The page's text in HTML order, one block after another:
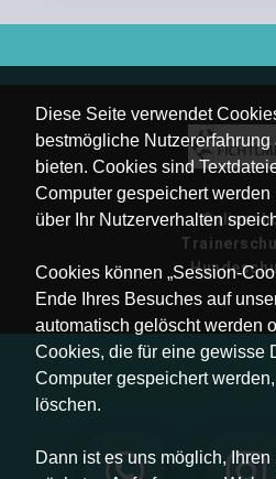
Diese Seite verwendet
bestmögliche
bieten. Cookies sind
Computer gespeichert werden
über Ihr Nutzerverhalten
Cookies können „Session-
Ende Ihres Besuches auf
automatisch gelöscht werden
Cookies, die für eine gewisse
Computer gespeichert
löschen.
Dann ist es uns möglich,